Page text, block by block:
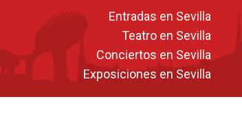
Entradas en Sevilla
Teatro en Sevilla
Conciertos en Sevilla
Exposiciones en Sevilla